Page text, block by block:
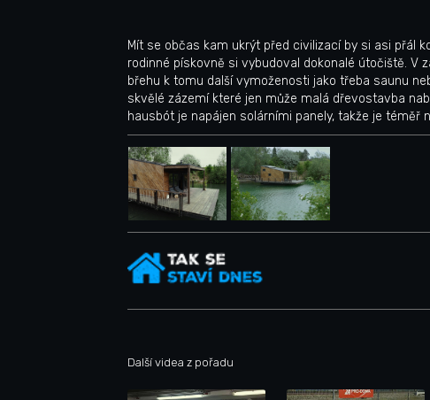
Mít se občas kam ukrýt před civilizací by si asi přál
rodinné pískovně si vybudoval dokonalé útočiště. V
břehu k tomu další vymoženosti jako třeba saunu
skvělé zázemí které jen může malá dřevostavba
hausbót je napájen solárními panely, takže je téměř
Další videa z pořadu